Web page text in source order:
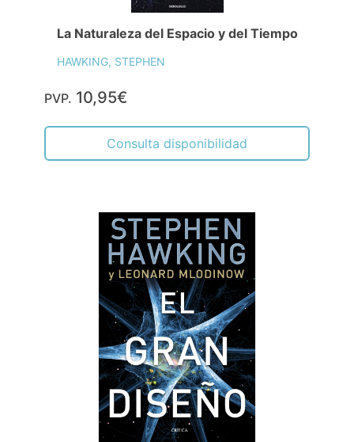
La Naturaleza del Espacio y del Tiempo
HAWKING, STEPHEN
PVP. 10,95€
Consulta disponibilidad